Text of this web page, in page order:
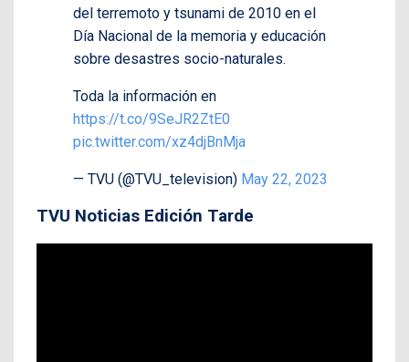
del terremoto y tsunami de 2010 en el
Día Nacional de la memoria y educación
sobre desastres socio-naturales.
Toda la información en
https://t.co/9SeJR2ZtE0
pic.twitter.com/xz4djBnMja
— TVU (@TVU_television) May 22, 2023
TVU Noticias Edición Tarde